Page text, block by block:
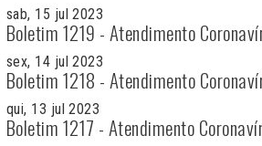
sab, 15 jul 2023
Boletim 1219 - Atendimento
sex, 14 jul 2023
Boletim 1218 - Atendimento
qui, 13 jul 2023
Boletim 1217 - Atendimento